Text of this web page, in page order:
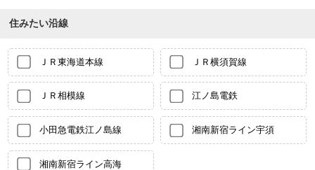
住みたい沿線
ＪＲ東海道本線 ＪＲ横須賀線
ＪＲ相模線 江ノ島電鉄
小田急電鉄江ノ島線 湘南新宿ライン宇須
湘南新宿ライン高海